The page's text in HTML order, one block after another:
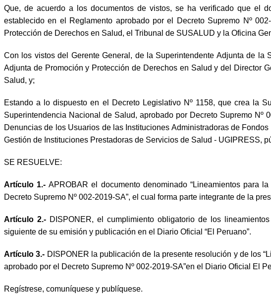
Que, de acuerdo a los documentos de vistos, se ha verificado que el
establecido en el Reglamento aprobado por el Decreto Supremo Nº
Protección de Derechos en Salud, el Tribunal de SUSALUD y la Oficina
Con los vistos del Gerente General, de la Superintendente Adjunta de
Adjunta de Promoción y Protección de Derechos en Salud y del Director
Salud, y;
Estando a lo dispuesto en el Decreto Legislativo Nº 1158, que crea la
Superintendencia Nacional de Salud, aprobado por Decreto Supremo
Denuncias de los Usuarios de las Instituciones Administradoras de
Gestión de Instituciones Prestadoras de Servicios de Salud - UGIPRESS,
SE RESUELVE:
Artículo 1.-APROBAR el documento denominado “Lineamientos para
Decreto Supremo Nº 002-2019-SA”, el cual forma parte integrante de la
Artículo 2.- DISPONER, el cumplimiento obligatorio de los
siguiente de su emisión y publicación en el Diario Oficial “El Peruano”.
Artículo 3.- DISPONER la publicación de la presente resolución y de los
aprobado por el Decreto Supremo Nº 002-2019-SA”en el Diario Oficial El
Regístrese, comuníquese y publíquese.